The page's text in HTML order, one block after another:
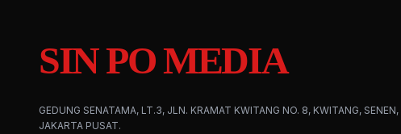
SIN PO MEDIA
GEDUNG SENATAMA, LT.3, JLN. KRAMAT KWITANG NO. 8, KWITANG, SENEN,
JAKARTA PUSAT.